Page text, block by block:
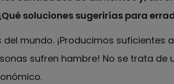
soluciones sugerirías para
mundo. ¡Producimos
sufren hambre! No se trata de